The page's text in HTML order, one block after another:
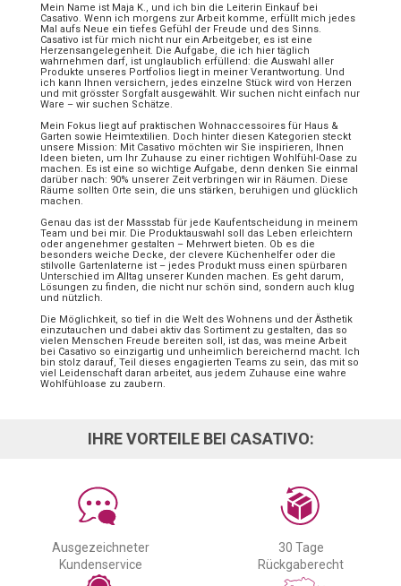
Mein Name ist Maja K., und ich bin die Leiterin Einkauf bei
Casativo. Wenn ich morgens zur Arbeit komme, erfüllt mich jedes
Mal aufs Neue ein tiefes Gefühl der Freude und des Sinns.
Casativo ist für mich nicht nur ein Arbeitgeber, es ist eine
Herzensangelegenheit. Die Aufgabe, die ich hier täglich
wahrnehmen darf, ist unglaublich erfüllend: die Auswahl aller
Produkte unseres Portfolios liegt in meiner Verantwortung. Und
ich kann Ihnen versichern, jedes einzelne Stück wird von Herzen
und mit grösster Sorgfalt ausgewählt. Wir suchen nicht einfach nur
Ware – wir suchen Schätze.
Mein Fokus liegt auf praktischen Wohnaccessoires für Haus &
Garten sowie Heimtextilien. Doch hinter diesen Kategorien steckt
unsere Mission: Mit Casativo möchten wir Sie inspirieren, Ihnen
Ideen bieten, um Ihr Zuhause zu einer richtigen Wohlfühl-Oase zu
machen. Es ist eine so wichtige Aufgabe, denn denken Sie einmal
darüber nach: 90% unserer Zeit verbringen wir in Räumen. Diese
Räume sollten Orte sein, die uns stärken, beruhigen und glücklich
machen.
Genau das ist der Massstab für jede Kaufentscheidung in meinem
Team und bei mir. Die Produktauswahl soll das Leben erleichtern
oder angenehmer gestalten – Mehrwert bieten. Ob es die
besonders weiche Decke, der clevere Küchenhelfer oder die
stilvolle Gartenlaterne ist – jedes Produkt muss einen spürbaren
Unterschied im Alltag unserer Kunden machen. Es geht darum,
Lösungen zu finden, die nicht nur schön sind, sondern auch klug
und nützlich.
Die Möglichkeit, so tief in die Welt des Wohnens und der Ästhetik
einzutauchen und dabei aktiv das Sortiment zu gestalten, das so
vielen Menschen Freude bereiten soll, ist das, was meine Arbeit
bei Casativo so einzigartig und unheimlich bereichernd macht. Ich
bin stolz darauf, Teil dieses engagierten Teams zu sein, das mit so
viel Leidenschaft daran arbeitet, aus jedem Zuhause eine wahre
Wohlfühloase zu zaubern.
IHRE VORTEILE BEI CASATIVO:
Ausgezeichneter
Kundenservice
30 Tage
Rückgaberecht